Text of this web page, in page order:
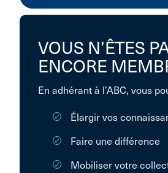
VOUS N’ÊTES
ENCORE
En adhérant à l’ABC, vous
Élargir vos
Faire une différence
Mobiliser votre